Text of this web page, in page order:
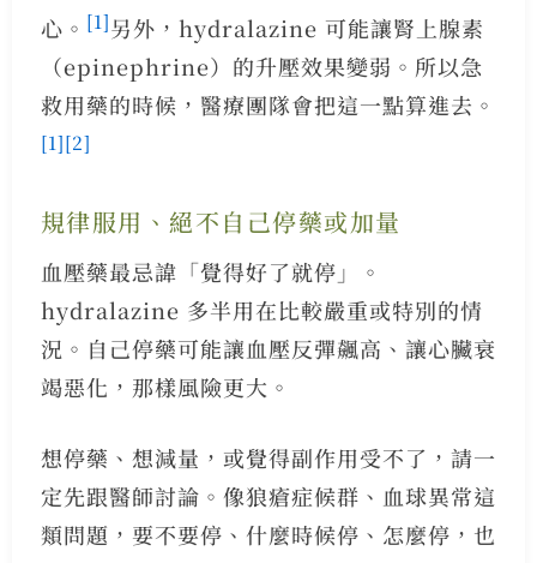
心。 [1]另外，hydralazine 可能讓腎上腺素
（epinephrine）的升壓效果變弱。所以急
救用藥的時候，醫療團隊會把這一點算進去。
[1][2]
規律服用、絕不自己停藥或加量
血壓藥最忌諱「覺得好了就停」。
hydralazine 多半用在比較嚴重或特別的情
況。自己停藥可能讓血壓反彈飆高、讓心臟衰
竭惡化，那樣風險更大。
想停藥、想減量，或覺得副作用受不了，請一
定先跟醫師討論。像狼瘡症候群、血球異常這
類問題，要不要停、什麼時候停、怎麼停，也